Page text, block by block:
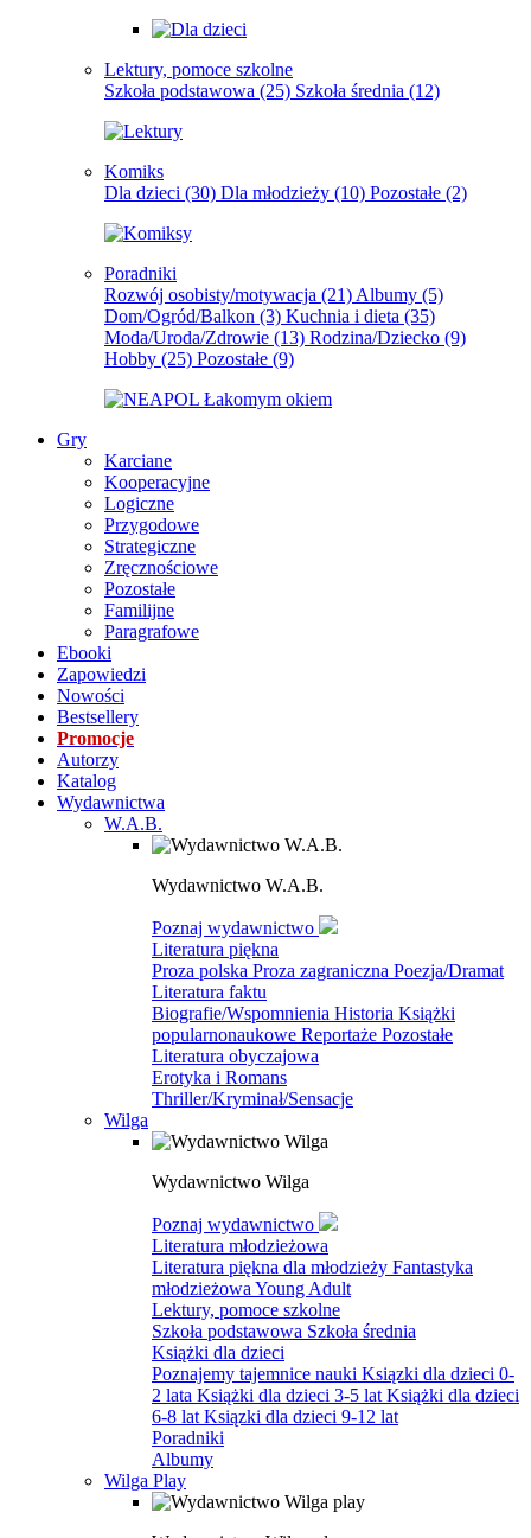
Lektury, pomoce szkolne
Szkoła podstawowa (25) Szkoła średnia (12)
Komiks
Dla dzieci (30) Dla młodzieży (10) Pozostałe (2)
Poradniki
Rozwój osobisty/motywacja (21) Albumy (5)
Dom/Ogród/Balkon (3) Kuchnia i dieta (35)
Moda/Uroda/Zdrowie (13) Rodzina/Dziecko (9)
Hobby (25) Pozostałe (9)
Gry
Karciane
Kooperacyjne
Logiczne
Przygodowe
Strategiczne
Zręcznościowe
Pozostałe
Familijne
Paragrafowe
Ebooki
Zapowiedzi
Nowości
Bestsellery
Promocje
Autorzy
Katalog
Wydawnictwa
W.A.B.
Wydawnictwo W.A.B.
Poznaj wydawnictwo
Literatura piękna
Proza polska Proza zagraniczna Poezja/Dramat
Literatura faktu
Biografie/Wspomnienia Historia Książki
popularnonaukowe Reportaże Pozostałe
Literatura obyczajowa
Erotyka i Romans
Thriller/Kryminał/Sensacje
Wilga
Wydawnictwo Wilga
Poznaj wydawnictwo
Literatura młodzieżowa
Literatura piękna dla młodzieży Fantastyka
młodzieżowa Young Adult
Lektury, pomoce szkolne
Szkoła podstawowa Szkoła średnia
Książki dla dzieci
Poznajemy tajemnice nauki Ksiązki dla dzieci 0-
2 lata Książki dla dzieci 3-5 lat Książki dla dzieci
6-8 lat Ksiązki dla dzieci 9-12 lat
Poradniki
Albumy
Wilga Play